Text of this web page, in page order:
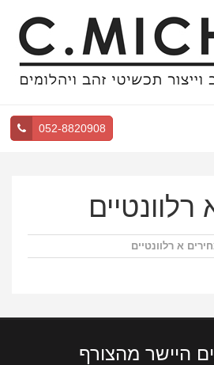
052-8820908
א רלוונטיים
היישר מהצורף